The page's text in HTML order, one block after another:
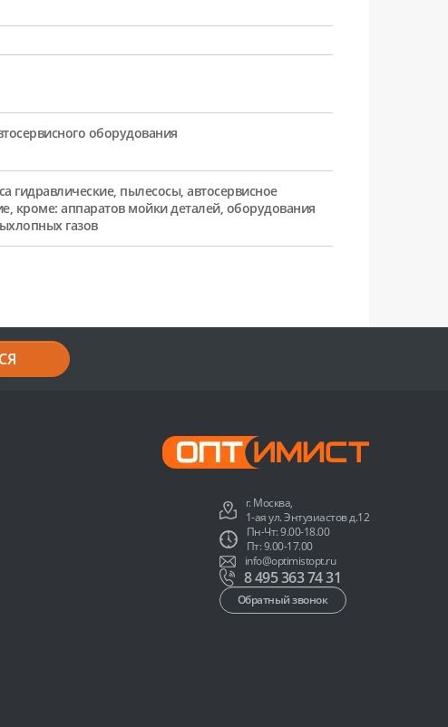
оборудования
гидравлические, пылесосы, автосервисное
кроме: аппаратов мойки деталей, оборудования
газов
г. Москва,
1-ая ул. Энтузиастов д.12
Пн-Чт: 9.00-18.00
Пт: 9.00-17.00
info@optimistopt.ru
8 495 363 74 31
Обратный звонок